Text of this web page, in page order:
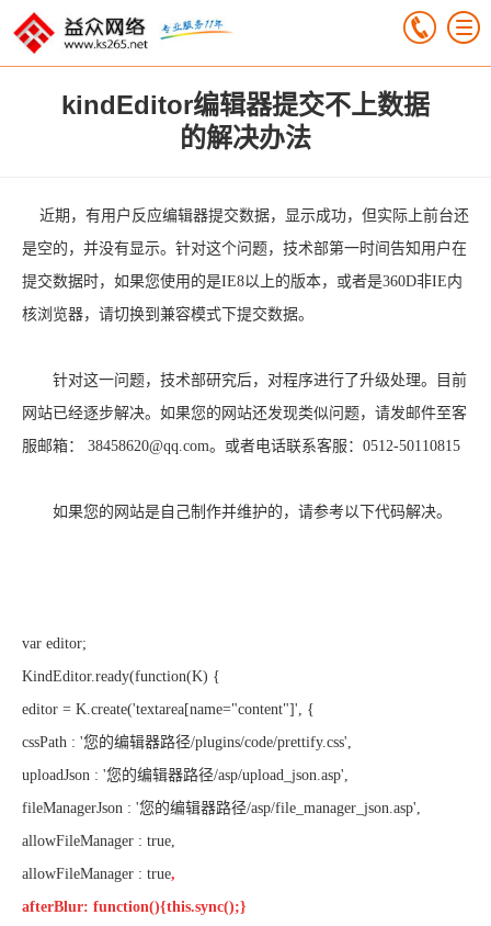
kindEditor编辑器提交不上数据
的解决办法
近期，有用户反应编辑器提交数据，显示成功，但实际上前台还
是空的，并没有显示。针对这个问题，技术部第一时间告知用户在
提交数据时，如果您使用的是IE8以上的版本，或者是360D非IE内
核浏览器，请切换到兼容模式下提交数据。
针对这一问题，技术部研究后，对程序进行了升级处理。目前
网站已经逐步解决。如果您的网站还发现类似问题，请发邮件至客
服邮箱： 38458620@qq.com。或者电话联系客服：0512-50110815
如果您的网站是自己制作并维护的，请参考以下代码解决。
var editor;
KindEditor.ready(function(K) {
editor = K.create('textarea[name="content"]', {
cssPath : '您的编辑器路径/plugins/code/prettify.css',
uploadJson : '您的编辑器路径/asp/upload_json.asp',
fileManagerJson : '您的编辑器路径/asp/file_manager_json.asp',
allowFileManager : true,
allowFileManager : true,
afterBlur: function(){this.sync();}